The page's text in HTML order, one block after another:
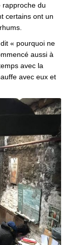
rapproche du
certains ont un
« pourquoi ne
aussi à
avec la
avec eux et